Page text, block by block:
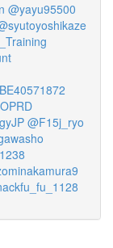
@yayu95500
@F15j_ryo